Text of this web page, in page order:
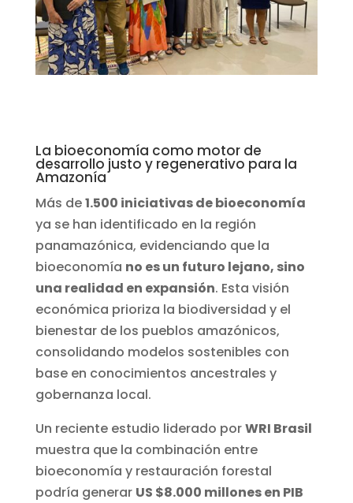
La bioeconomía como motor de
desarrollo justo y regenerativo para la
Amazonía
Más de1.500 iniciativas de bioeconomía
ya se han identificado en la región
panamazónica, evidenciando que la
bioeconomía no es un futuro lejano, sino
una realidad en expansión. Esta visión
económica prioriza la biodiversidad y el
bienestar de los pueblos amazónicos,
consolidando modelos sostenibles con
base en conocimientos ancestrales y
gobernanza local.
Un reciente estudio liderado porWRI Brasil
muestra que la combinación entre
bioeconomía y restauración forestal
podría generar US $8.000 millones en PIB